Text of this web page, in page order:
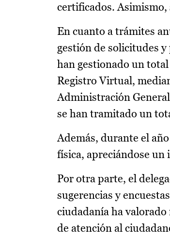
certificados.
En cuanto a trámites
gestión de solicitudes
han gestionado un
Registro Virtual,
Administración
se han tramitado un
Además, durante el
física, apreciándose un
Por otra parte, el
sugerencias y
ciudadanía ha
de atención al